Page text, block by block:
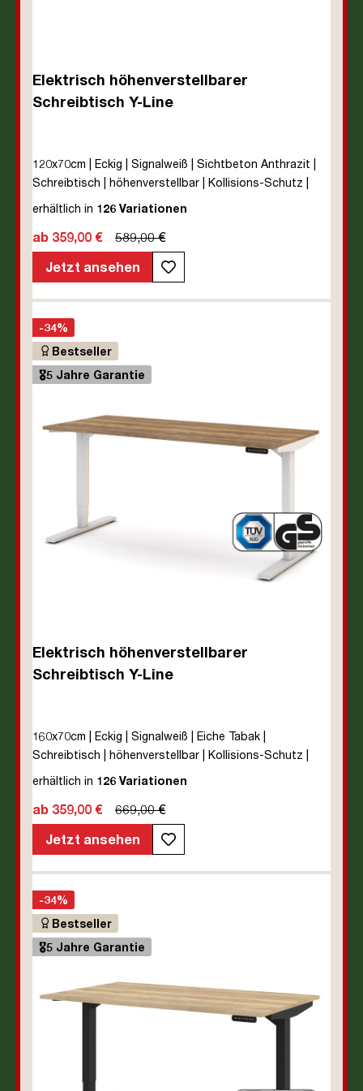
Elektrisch höhenverstellbarer
Schreibtisch Y-Line
120x70cm | Eckig | Signalweiß | Sichtbeton Anthrazit |
Schreibtisch | höhenverstellbar | Kollisions-Schutz |
Elektrisch höhenverstellbar | Kindersicherung | Metall |
Herstellergarantie | unmontiert | TÜV© mobiles Arbeiten
| bis zu 80 kg | Y-Line | Steckertyp C
erhältlich in 126 Variationen
ab 359,00 €
589,00 €
Jetzt ansehen
-34%
Bestseller
🎖️5 Jahre Garantie
Elektrisch höhenverstellbarer
Schreibtisch Y-Line
160x70cm | Eckig | Signalweiß | Eiche Tabak |
Schreibtisch | höhenverstellbar | Kollisions-Schutz |
Elektrisch höhenverstellbar | Kindersicherung | Metall |
Jahre Herstellergarantie | unmontiert | TÜV© mobiles
Arbeiten | bis zu 80 kg | Y-Line | Steckertyp C
erhältlich in 126 Variationen
ab 359,00 €
669,00 €
Jetzt ansehen
-34%
Bestseller
🎖️5 Jahre Garantie